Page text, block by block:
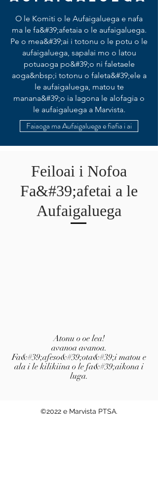
O le Komiti o le Aufaigaluega e nafa
ma le fa&#39;afetaia o le aufaigaluega.
Pe o mea&#39;ai i totonu o le potu o le
aufaigaluega, sapalai mo o latou
potuaoga po&#39;o ni faletaele
aoga&nbsp;i totonu o faleta&#39;ele a
le aufaigaluega, matou te
manana&#39;o ia lagona le alofagia o
le aufaigaluega a Marvista.
Faiaoga ma Aufaigaluega e fiafia i ai
Feiloai i Nofoa
Fa&#39;afetai a le
Aufaigaluega
Atonu o oe lea!
avanoa avanoa.
Fa&#39;afeso&#39;ota&#39;i matou e
ala i le kilikiina o le fa&#39;aikona i
luga.
©2022 e Marvista PTSA.